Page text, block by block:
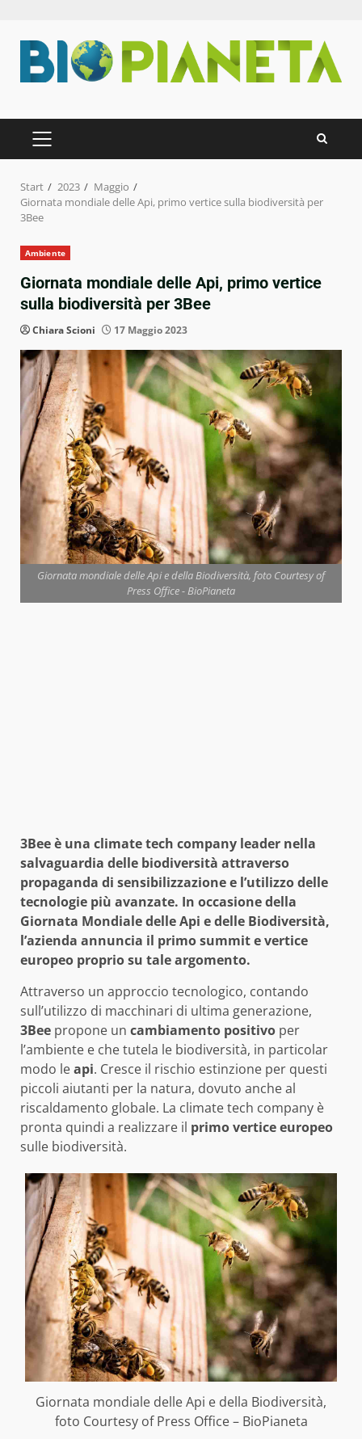
Inhalt
springen
PRIMÄRES
MENÜ
Start 2023
Maggio
Giornata mondiale delle Api, primo vertice sulla biodiversità per
3Bee
Ambiente
Giornata mondiale delle Api, primo vertice
sulla biodiversità per 3Bee
Chiara Scioni 17 Maggio 2023
Giornata mondiale delle Api e della Biodiversità, foto Courtesy of
Press Office - BioPianeta
3Bee è una climate tech company leader nella
salvaguardia delle biodiversità attraverso
propaganda di sensibilizzazione e l’utilizzo delle
tecnologie più avanzate. In occasione della
Giornata Mondiale delle Api e delle Biodiversità,
l’azienda annuncia il primo summit e vertice
europeo proprio su tale argomento.
Attraverso un approccio tecnologico, contando
sull’utilizzo di macchinari di ultima generazione,
3Bee propone un cambiamento positivo per
l’ambiente e che tutela le biodiversità, in particolar
modo leapi. Cresce il rischio estinzione per questi
piccoli aiutanti per la natura, dovuto anche al
riscaldamento globale. La climate tech company è
pronta quindi a realizzare il primo vertice europeo
sulle biodiversità.
Giornata mondiale delle Api e della Biodiversità,
foto Courtesy of Press Office – BioPianeta